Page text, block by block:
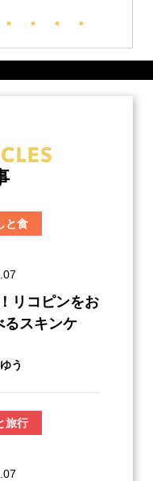
と食
リコピンをお
るスキンケ
う
旅行